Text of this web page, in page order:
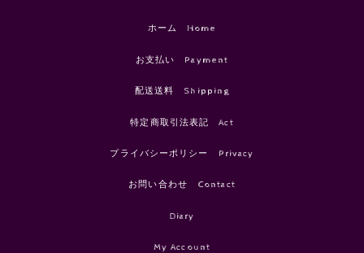
ホーム Home
お支払い Payment
配送送料 Shipping
特定商取引法表記 Act
プライバシーポリシー Privacy
お問い合わせ Contact
Diary
My Account